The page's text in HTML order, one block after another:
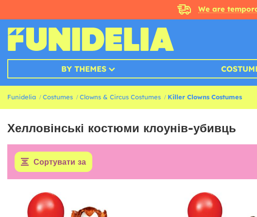
We are
BY THEMES
Funidelia Costumes Clowns & Circus Costumes Killer Clowns Costumes
Хелловінські костюми клоунів-убивць
Сортувати за